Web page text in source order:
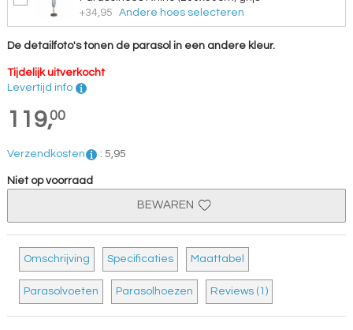
+34,95
Andere hoes selecteren
De detailfoto's tonen de parasol in een andere kleur.
Tijdelijk uitverkocht
Levertijd info
119,00
Verzendkosten : 5,95
Niet op voorraad
BEWAREN
Omschrijving Specificaties Maattabel
Parasolvoeten Parasolhoezen Reviews (1)